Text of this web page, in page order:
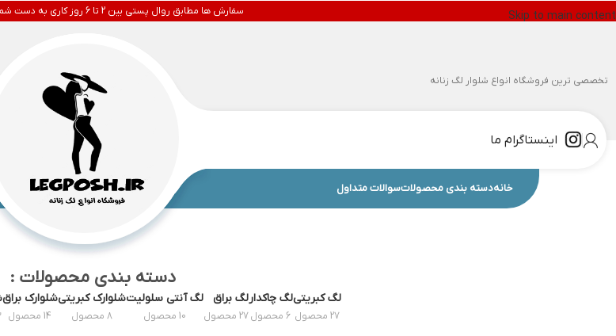
Skip to main content سفارش ها مطابق روال پستی بین 2 تا 6 روز کاری به دست شما خواهد رسید.
تخصصی ترین فروشگاه انواع شلوار لگ زنانه
اینستاگرام ما
خانهدسته بندی محصولاتسوالات متداول
دسته بندی محصولات :
لگ کبریتی
27 محصول
لگ چاکدار
6 محصول
لگ براق
27 محصول
لگ آنتی سلولیت
10 محصول
شلوارک کبریتی
8 محصول
شلوارک براق
14 محصول